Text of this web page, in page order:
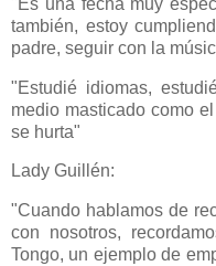
también, estoy
padre, seguir con la
"Estudié idiomas,
medio masticado como
se hurta"
Lady Guillén:
"Cuando hablamos de
con nosotros,
Tongo, un ejemplo de